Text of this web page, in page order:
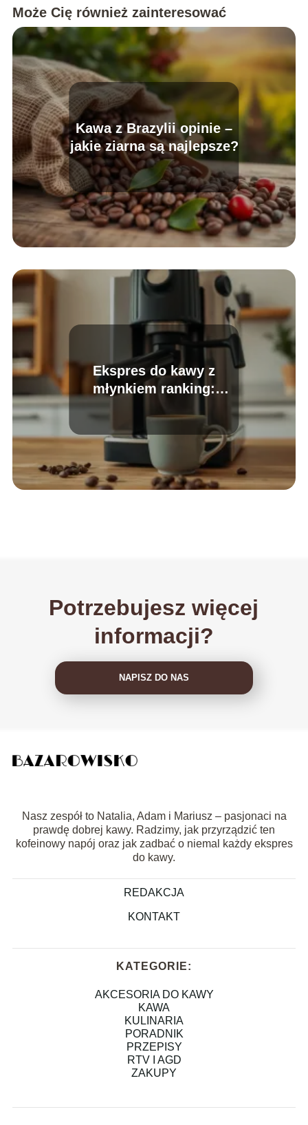
Może Cię również zainteresować
Kawa z Brazylii opinie –
jakie ziarna są najlepsze?
Ekspres do kawy z
młynkiem ranking:
najlepsze modele
Potrzebujesz więcej
informacji?
NAPISZ DO NAS
Nasz zespół to Natalia, Adam i Mariusz – pasjonaci na
prawdę dobrej kawy. Radzimy, jak przyrządzić ten
kofeinowy napój oraz jak zadbać o niemal każdy ekspres
do kawy.
REDAKCJA
KONTAKT
KATEGORIE:
AKCESORIA DO KAWY
KAWA
KULINARIA
PORADNIK
PRZEPISY
RTV I AGD
ZAKUPY